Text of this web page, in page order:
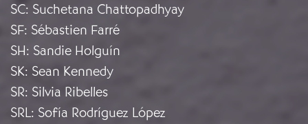
SC: Suchetana Chattopadhyay
SF: Sébastien Farré
SH: Sandie Holguín
SK: Sean Kennedy
SR: Silvia Ribelles
SRL: Sofía Rodríguez López